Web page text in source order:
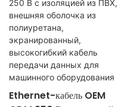
Ethernet-кабель OEM